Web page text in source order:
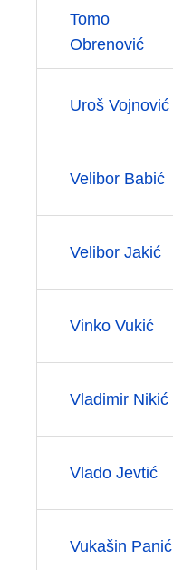
Tomo
Obrenović
Uroš Vojnović
Velibor Babić
Velibor Jakić
Vinko Vukić
Vladimir Nikić
Vlado Jevtić
Vukašin Panić